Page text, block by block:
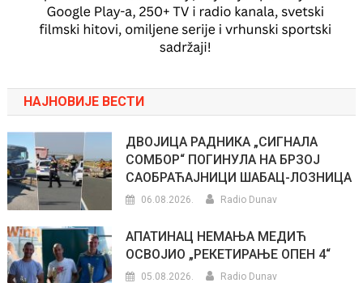
НАЈНОВИЈЕ ВЕСТИ
ДВОЈИЦА РАДНИКА „СИГНАЛА
СОМБОР“ ПОГИНУЛА НА БРЗОЈ
САОБРАЋАЈНИЦИ ШАБАЦ-ЛОЗНИЦА
06.08.2026. Radio Dunav
АПАТИНАЦ НЕМАЊА МЕДИЋ
ОСВОЈИО „РЕКЕТИРАЊЕ ОПЕН 4“
05.08.2026. Radio Dunav